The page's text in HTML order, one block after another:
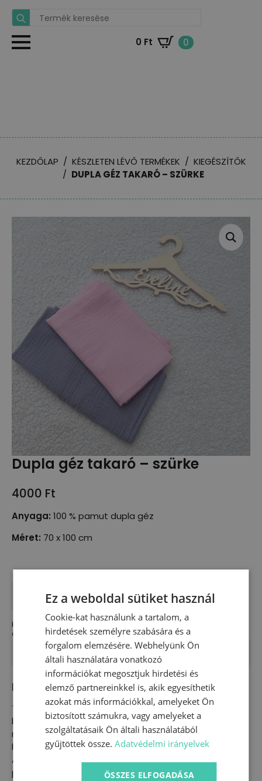
Search
for:
0 Ft 0
KEZDŐLAP KÉSZLETEN LÉVŐ TERMÉKEK
KIEGÉSZÍTŐK
DUPLA GÉZ TAKARÓ – SZÜRKE
Dupla géz takaró – szürke
4000 Ft
Anyaga: 100 % pamut dupla géz
Méret: 70 x 100 cm
szürke
mennyiség
KOSÁRBA TESZEM
Kategória:
Címkék:
babatakaró,dupla géz ,takaró
Leírás
Tökéletes választás a meleg nyári időben,
babaszobákba és kintre egyaránt. Rendkívül jó
nedvszívó képességgel rendelkezik, így kifogónak is
használhatod vagy akár a babakocsira napellenzőnek.
Az anyag sajátossága, hogy minden mosással
puhább lesz.
Ez a weboldal sütiket használ
Cookie-kat használunk a tartalom, a
hirdetések személyre szabására és a
forgalom elemzésére. Webhelyünk Ön
általi használatára vonatkozó
információkat megosztjuk hirdetési és
elemző partnereinkkel is, akik egyesíthetik
azokat más információkkal, amelyeket Ön
biztosított számukra, vagy amelyeket a
szolgáltatásaik Ön általi használatából
gyűjtöttek össze.Adatvédelmi irányelvek
ÖSSZES ELFOGADÁSA